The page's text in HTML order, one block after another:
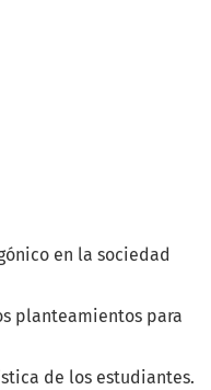
en la sociedad
planteamientos para
de los estudiantes.